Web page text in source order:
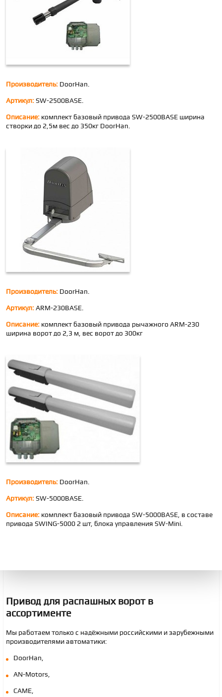
Производитель: DoorHan.
Артикул:SW-2500BASE.
Описание: комплект базовый привода SW-2500BASE ширина
створки до 2,5м вес до 350кг DoorHan.
Производитель: DoorHan.
Артикул:ARM-230BASE.
Описание: комплект базовый привода рычажного ARM-230
ширина ворот до 2,3 м, вес ворот до 300кг
Производитель: DoorHan.
Артикул:SW-5000BASE.
Описание: комплект базовый привода SW-5000BASE, в составе
привода SWING-5000 2 шт, блока управления SW-Mini.
Привод для распашных ворот в
ассортименте
Мы работаем только с надёжными российскими и зарубежными
производителями автоматики:
DoorHan,
AN-Motors,
CAME,